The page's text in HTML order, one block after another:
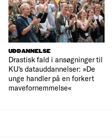
UDDANNELSE
Drastisk fald i ansøgninger til
KU's datauddannelser: »De
unge handler på en forkert
mavefornemmelse«